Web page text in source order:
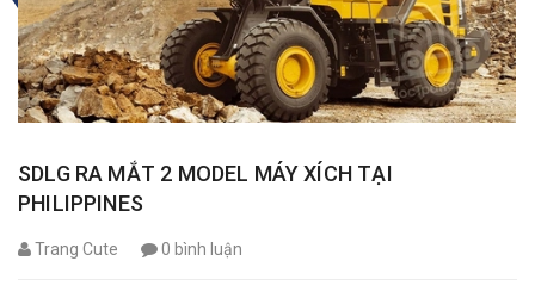
SDLG RA MẮT 2 MODEL MÁY XÍCH TẠI
PHILIPPINES
Trang Cute 0 bình luận